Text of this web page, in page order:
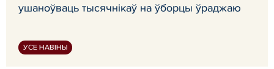
ушаноўваць тысячнікаў на ўборцы ўраджаю
УСЕ НАВІНЫ